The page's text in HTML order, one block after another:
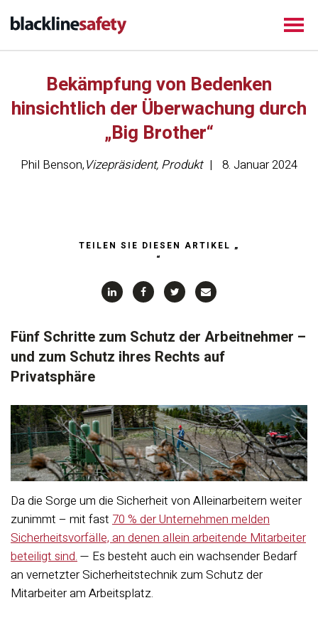
Bekämpfung von Bedenken
hinsichtlich der Überwachung durch
„Big Brother“
Phil Benson,Vizepräsident, Produkt 8. Januar 2024
TEILEN SIE DIESEN ARTIKEL „
“
Fünf Schritte zum Schutz der Arbeitnehmer –
und zum Schutz ihres Rechts auf
Privatsphäre
Da die Sorge um die Sicherheit von Alleinarbeitern weiter
zunimmt – mit fast 70 % der Unternehmen melden
Sicherheitsvorfälle, an denen allein arbeitende Mitarbeiter
beteiligt sind. — Es besteht auch ein wachsender Bedarf
an vernetzter Sicherheitstechnik zum Schutz der
Mitarbeiter am Arbeitsplatz.